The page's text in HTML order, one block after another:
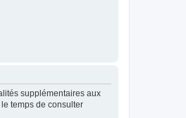
supplémentaires aux
temps de consulter